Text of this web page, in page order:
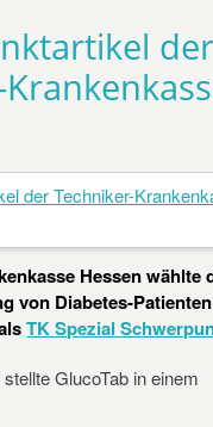
der
Hessen wählte
von Diabetes-
TK Spezial
GlucoTab in einem